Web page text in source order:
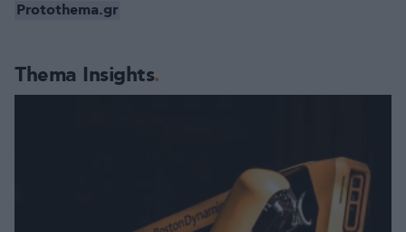
Thema Insights
Protothema.gr